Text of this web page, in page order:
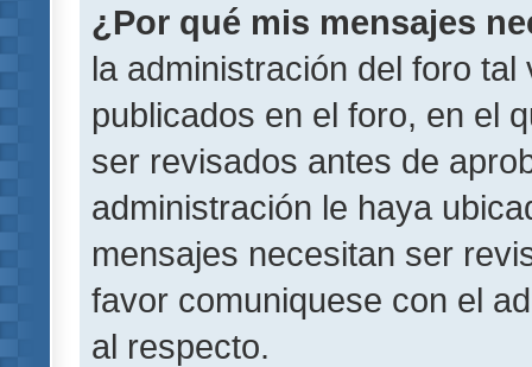
¿Por qué mis mensajes
la administración del foro
publicados en el foro, en el
ser revisados antes de
administración le haya
mensajes necesitan ser
favor comuniquese con el
al respecto.